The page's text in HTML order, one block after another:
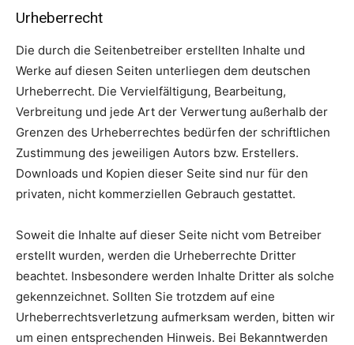
Urheberrecht
Die durch die Seitenbetreiber erstellten Inhalte und
Werke auf diesen Seiten unterliegen dem deutschen
Urheberrecht. Die Vervielfältigung, Bearbeitung,
Verbreitung und jede Art der Verwertung außerhalb der
Grenzen des Urheberrechtes bedürfen der schriftlichen
Zustimmung des jeweiligen Autors bzw. Erstellers.
Downloads und Kopien dieser Seite sind nur für den
privaten, nicht kommerziellen Gebrauch gestattet.
Soweit die Inhalte auf dieser Seite nicht vom Betreiber
erstellt wurden, werden die Urheberrechte Dritter
beachtet. Insbesondere werden Inhalte Dritter als solche
gekennzeichnet. Sollten Sie trotzdem auf eine
Urheberrechtsverletzung aufmerksam werden, bitten wir
um einen entsprechenden Hinweis. Bei Bekanntwerden